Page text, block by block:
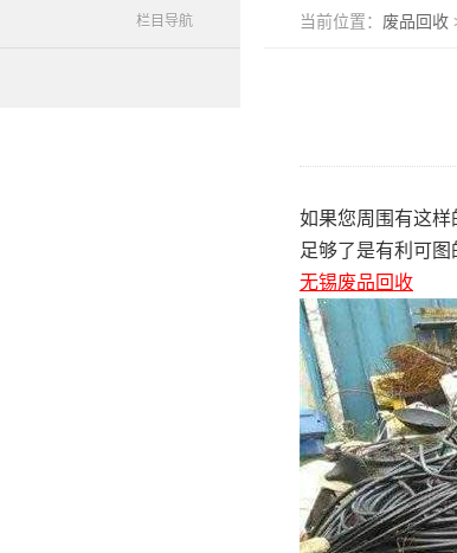
栏目导航 当前位置： 废品回收
如果您周围有这
足够了是有利可
无锡废品回收